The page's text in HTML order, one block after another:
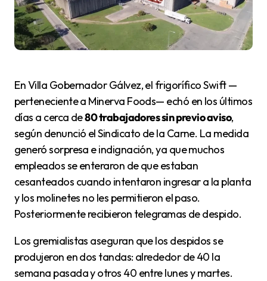
En Villa Gobernador Gálvez, el frigorífico Swift —
perteneciente a Minerva Foods— echó en los últimos
días a cerca de80 trabajadores sin previo aviso,
según denunció el Sindicato de la Carne. La medida
generó sorpresa e indignación, ya que muchos
empleados se enteraron de que estaban
cesanteados cuando intentaron ingresar a la planta
y los molinetes no les permitieron el paso.
Posteriormente recibieron telegramas de despido.
Los gremialistas aseguran que los despidos se
produjeron en dos tandas: alrededor de 40 la
semana pasada y otros 40 entre lunes y martes.